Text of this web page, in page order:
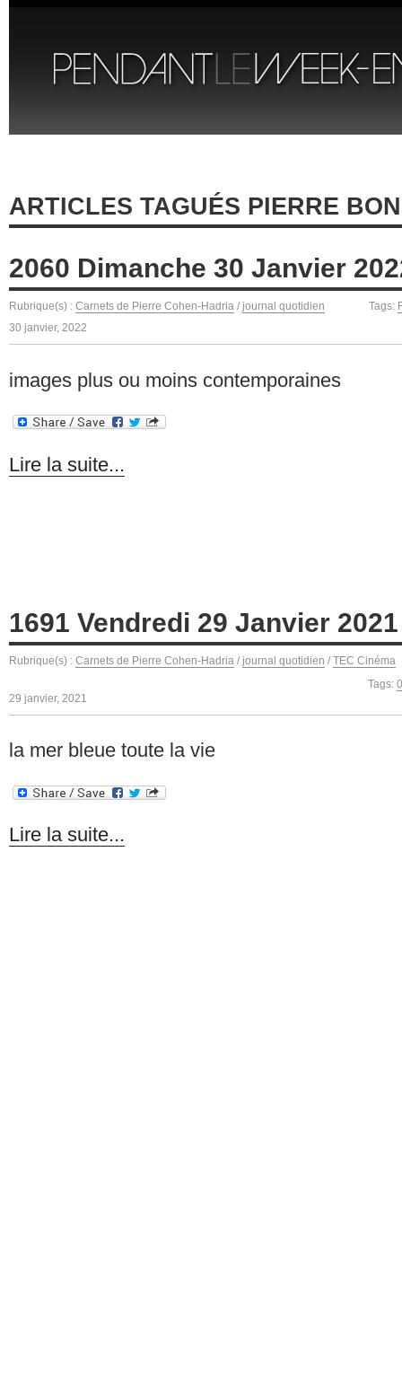
ARTICLES TAGUÉS PIERRE
2060 Dimanche 30 Janvier
Rubrique(s) : Carnets de Pierre Cohen-Hadria / journal quotidien Tags:
30 janvier, 2022
images plus ou moins contemporaines
Lire la suite...
1691 Vendredi 29 Janvier 2021
Rubrique(s) : Carnets de Pierre Cohen-Hadria / journal quotidien / TEC Cinéma
Tags:
29 janvier, 2021
la mer bleue toute la vie
Lire la suite...